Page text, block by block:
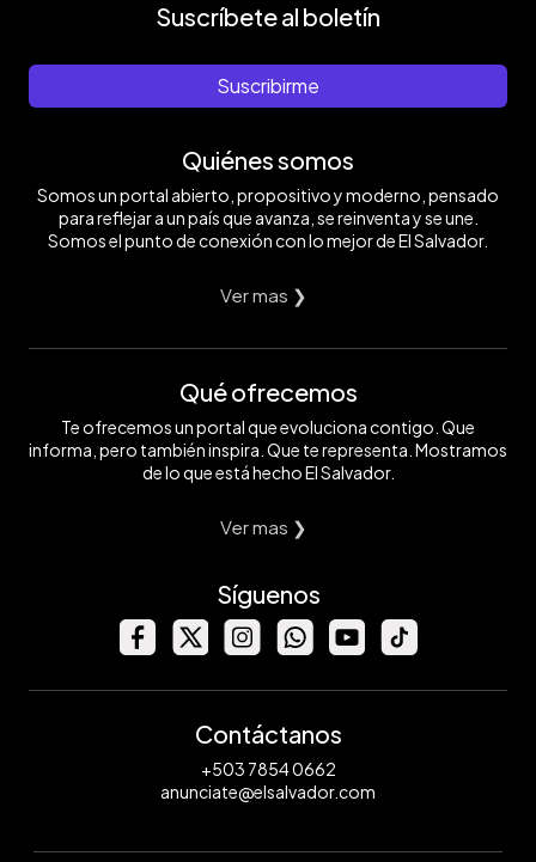
Suscríbete al boletín
Suscribirme
Quiénes somos
Somos un portal abierto, propositivo y moderno, pensado
para reflejar a un país que avanza, se reinventa y se une.
Somos el punto de conexión con lo mejor de El Salvador.
Ver mas ❯
Qué ofrecemos
Te ofrecemos un portal que evoluciona contigo. Que
informa, pero también inspira. Que te representa. Mostramos
de lo que está hecho El Salvador.
Ver mas ❯
Síguenos
Contáctanos
+503 7854 0662
anunciate@elsalvador.com